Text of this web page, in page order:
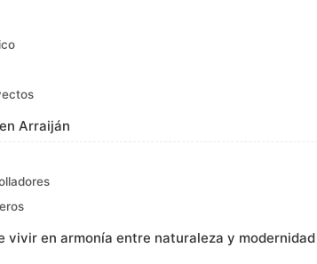
Arraiján
vivir en armonía entre naturaleza y